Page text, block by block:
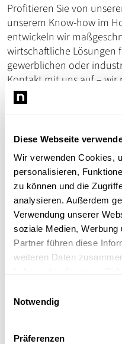
Diese Webseite
Wir verwenden Cookies,
personalisieren,
zu können und die
analysieren. Außerdem
Verwendung unserer
soziale Medien, Werbung
Partner führen diese
weiteren Daten
Notwendig
Präferenzen
Profitieren Sie von
unserem Know-how im
entwickeln wir
wirtschaftliche Lösungen
gewerblichen oder
Kontakt mit uns auf – wir
vielfältigen
Bildergalerie